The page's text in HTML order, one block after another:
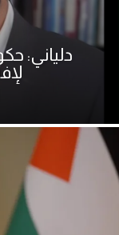
دلياني: